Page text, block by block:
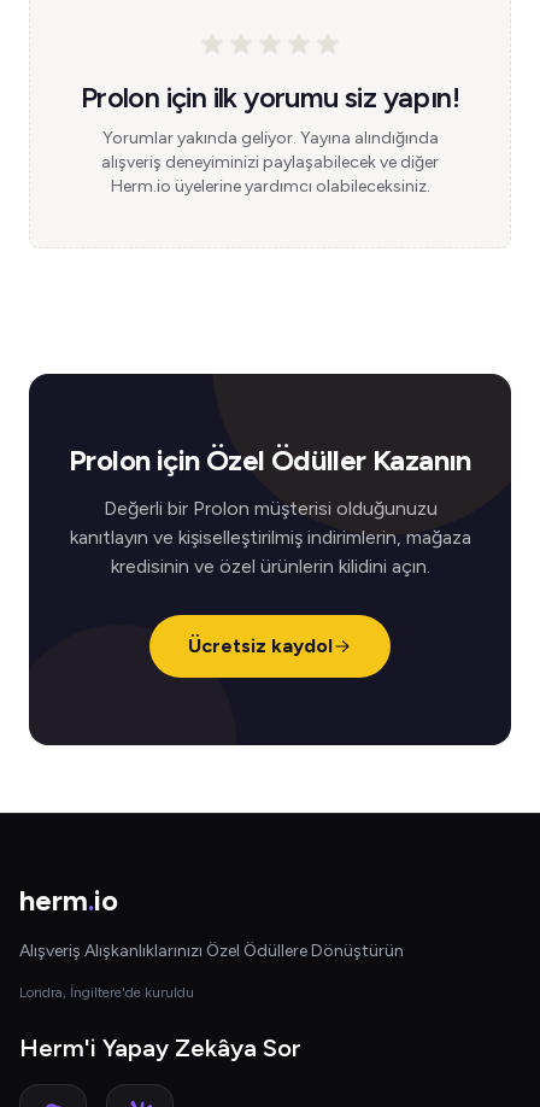
Prolon için ilk yorumu siz yapın!
Yorumlar yakında geliyor. Yayına alındığında
alışveriş deneyiminizi paylaşabilecek ve diğer
Herm.io üyelerine yardımcı olabileceksiniz.
Prolon için Özel Ödüller Kazanın
Değerli bir Prolon müşterisi olduğunuzu
kanıtlayın ve kişiselleştirilmiş indirimlerin, mağaza
kredisinin ve özel ürünlerin kilidini açın.
Ücretsiz kaydol
herm.io
Alışveriş Alışkanlıklarınızı Özel Ödüllere Dönüştürün
Londra, İngiltere'de kuruldu
Herm'i Yapay Zekâya Sor